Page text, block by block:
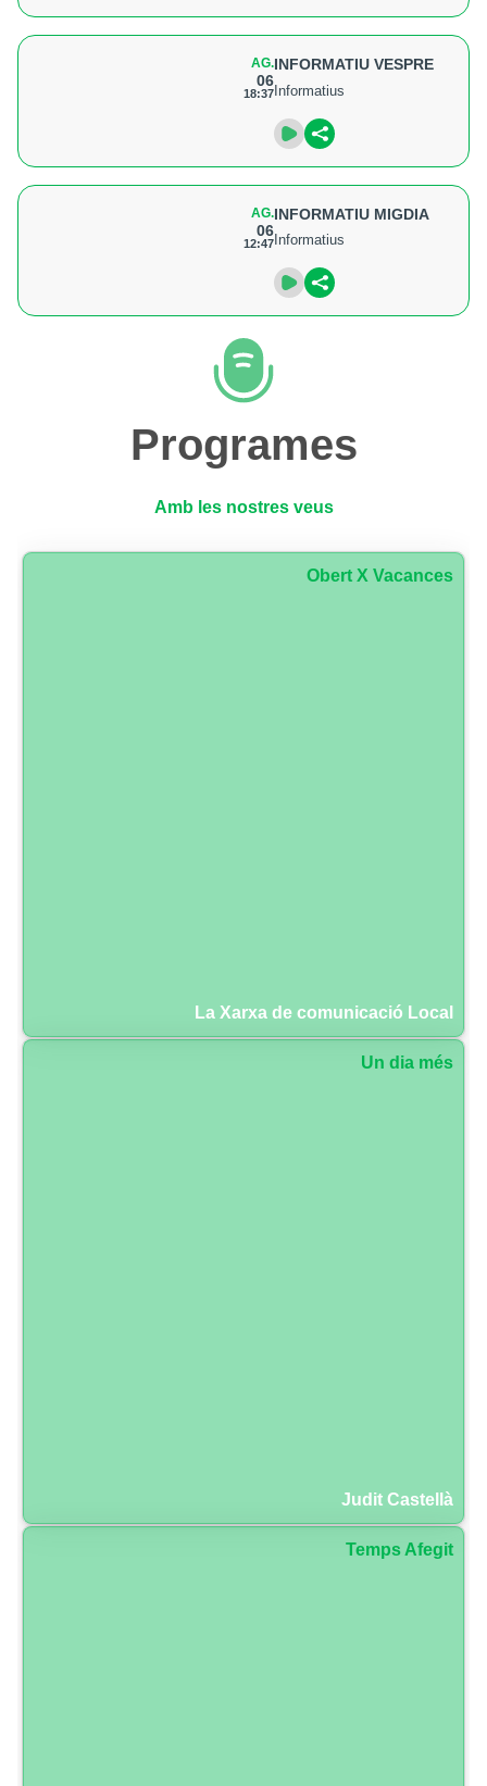
AG.
06
18:37
INFORMATIU VESPRE
Informatius
AG.
06
12:47
INFORMATIU MIGDIA
Informatius
Programes
Amb les nostres veus
Obert X Vacances
La Xarxa de comunicació Local
Un dia més
Judit Castellà
Temps Afegit